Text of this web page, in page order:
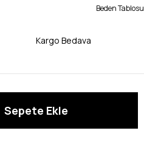
Beden Tablosu
Kargo Bedava